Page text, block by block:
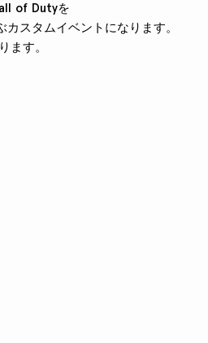
of Dutyを
スタムイベントになります。
ます。